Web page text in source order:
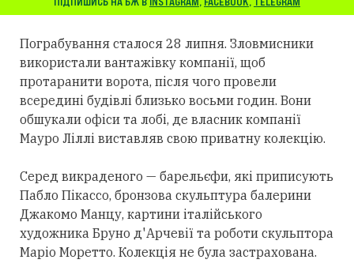
Пограбування сталося 28 липня. Зловмисники
використали вантажівку компанії, щоб
протаранити ворота, після чого провели
всередині будівлі близько восьми годин. Вони
обшукали офіси та лобі, де власник компанії
Мауро Ліллі виставляв свою приватну колекцію.
Серед викраденого — барельєфи, які приписують
Пабло Пікассо, бронзова скульптура балерини
Джакомо Манцу, картини італійського
художника Бруно д'Арчевії та роботи скульптора
Маріо Моретто. Колекція не була застрахована.